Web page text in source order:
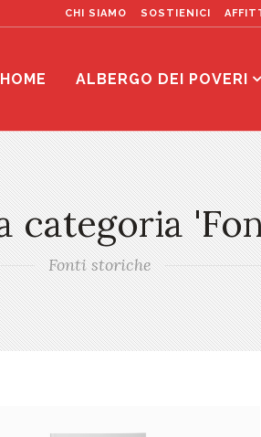
CHI SIAMO SOSTIENICI
HOME ALBERGO DEI POVERI
categoria
Fonti storiche